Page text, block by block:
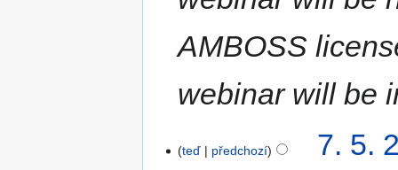
AMBOSS
webinar will be
teď předchozí
7. 5.